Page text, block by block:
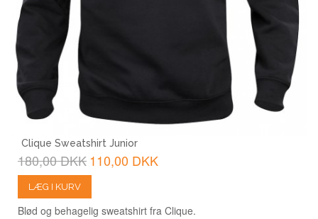
Clique Sweatshirt Junior
180,00 DKK110,00 DKK
LÆG I KURV
Blød og behagelig sweatshirt fra Clique.